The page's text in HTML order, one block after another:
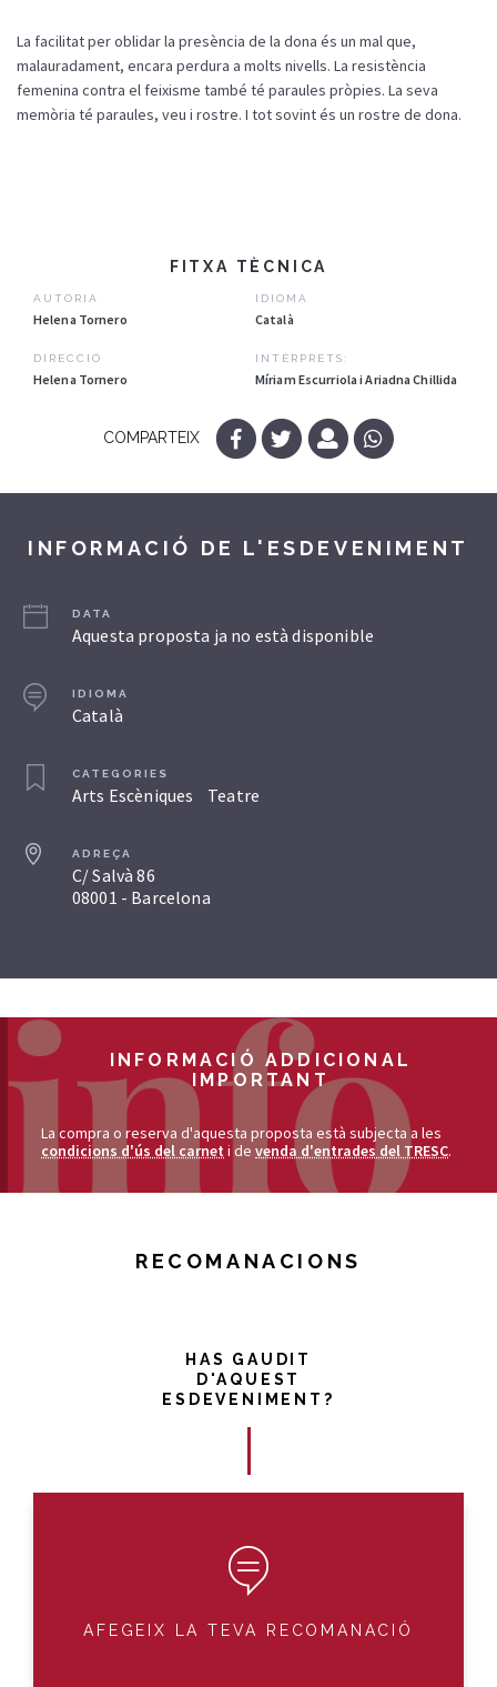
La facilitat per oblidar la presència de la dona és un mal que,
malauradament, encara perdura a molts nivells. La resistència
femenina contra el feixisme també té paraules pròpies. La seva
memòria té paraules, veu i rostre. I tot sovint és un rostre de dona.
FITXA TÈCNICA
AUTORIA
Helena Tornero
DIRECCIÓ
Helena Tornero
IDIOMA
Català
INTÈRPRETS:
Míriam Escurriola i Ariadna Chillida
COMPARTEIX
INFORMACIÓ DE L'ESDEVENIMENT
DATA
Aquesta proposta ja no està disponible
IDIOMA
Català
CATEGORIES
Arts Escèniques Teatre
ADREÇA
C/ Salvà 86
08001 - Barcelona
INFORMACIÓ ADDICIONAL
IMPORTANT
La compra o reserva d'aquesta proposta està subjecta a les
condicions d'ús del carnet i de venda d'entrades del TRESC.
RECOMANACIONS
HAS GAUDIT
D'AQUEST
ESDEVENIMENT?
AFEGEIX LA TEVA RECOMANACIÓ